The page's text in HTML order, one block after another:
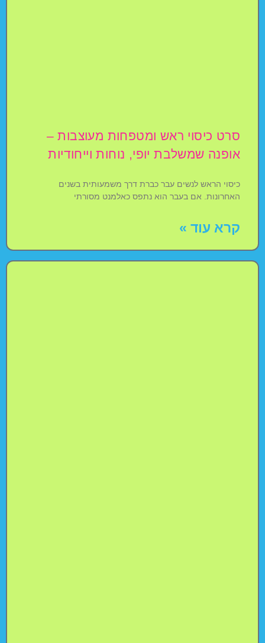
סרט כיסוי ראש ומטפחות מעוצבות –
אופנה שמשלבת יופי, נוחות וייחודיות
כיסוי הראש לנשים עבר כברת דרך משמעותית בשנים
האחרונות. אם בעבר הוא נתפס כאלמנט מסורתי
קרא עוד »